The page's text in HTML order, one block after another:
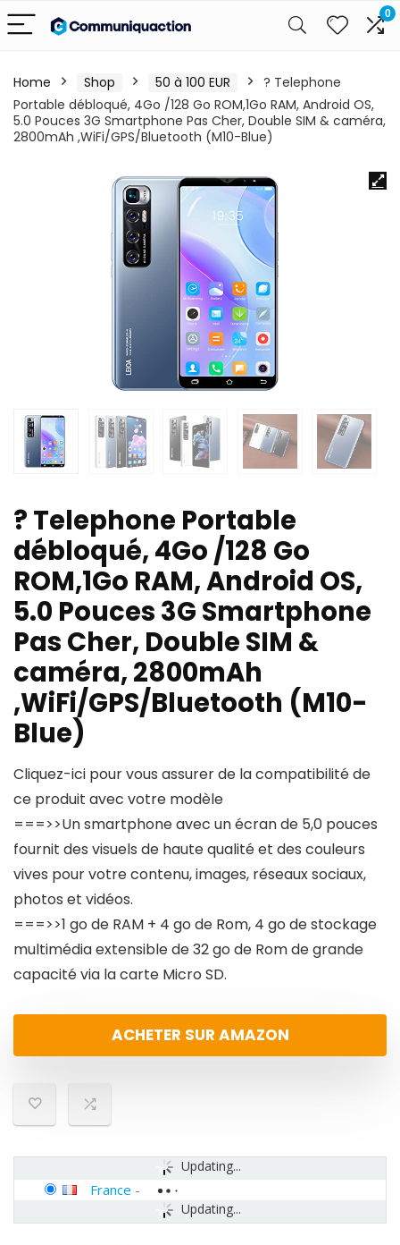
0
Home Shop 50 à 100 EUR
? Telephone
Portable débloqué, 4Go /128 Go ROM,1Go RAM, Android OS,
5.0 Pouces 3G Smartphone Pas Cher, Double SIM & caméra,
2800mAh ,WiFi/GPS/Bluetooth (M10-Blue)
? Telephone Portable
débloqué, 4Go /128 Go
ROM,1Go RAM, Android OS,
5.0 Pouces 3G Smartphone
Pas Cher, Double SIM &
caméra, 2800mAh
,WiFi/GPS/Bluetooth (M10-
Blue)
Cliquez-ici pour vous assurer de la compatibilité de
ce produit avec votre modèle
===>>Un smartphone avec un écran de 5,0 pouces
fournit des visuels de haute qualité et des couleurs
vives pour votre contenu, images, réseaux sociaux,
photos et vidéos.
===>>1 go de RAM + 4 go de Rom, 4 go de stockage
multimédia extensible de 32 go de Rom de grande
capacité via la carte Micro SD.
ACHETER SUR AMAZON
Updating...
Updating...
France -